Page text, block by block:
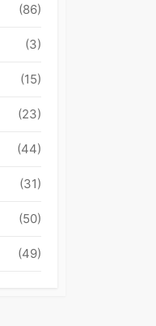
(86)
(3)
(15)
(23)
(44)
(31)
(50)
(49)